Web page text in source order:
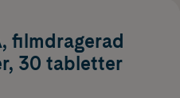
filmdragerad
30 tabletter